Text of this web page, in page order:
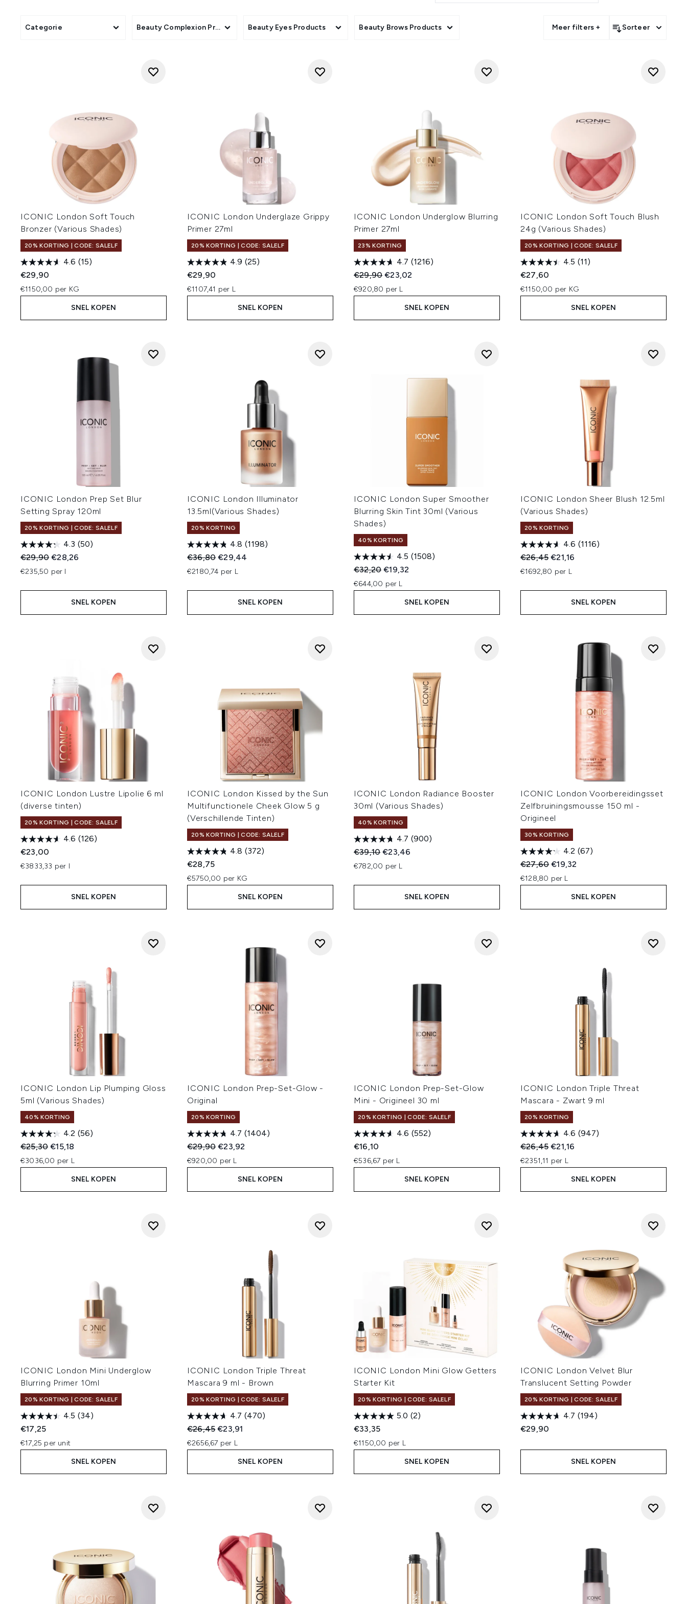
natuurlijke schoonheid te versterken en je de vrijheid te geven je eigen stijl te uiten. Vegan, cruelty-free en geïnspireerd op
ontdekken.
Categorie Beauty Complexion Products Beauty Eyes Products Beauty Brows Products Meer filters + Sorteer
ICONIC London Soft Touch
Bronzer (Various Shades)
20% KORTING | CODE: SALELF
4.6 (15)
€29,90
€1150,00 per KG
SNEL KOPEN
ICONIC London Underglaze Grippy
Primer 27ml
20% KORTING | CODE: SALELF
4.9 (25)
€29,90
€1107,41 per L
SNEL KOPEN
ICONIC London Underglow Blurring
Primer 27ml
23% KORTING
4.7 (1216)
Recommended Retail Price:
€29,90Huidige prijs:
€23,02
€920,80 per L
SNEL KOPEN
ICONIC London Soft Touch Blush
24g (Various Shades)
20% KORTING | CODE: SALELF
4.5 (11)
€27,60
€1150,00 per KG
SNEL KOPEN
ICONIC London Prep Set Blur
Setting Spray 120ml
20% KORTING | CODE: SALELF
4.3 (50)
Recommended Retail Price:
€29,90Huidige prijs:
€28,26
€235,50 per l
SNEL KOPEN
ICONIC London Illuminator
13.5ml(Various Shades)
20% KORTING
4.8 (1198)
Recommended Retail Price:
€36,80Huidige prijs:
€29,44
€2180,74 per L
SNEL KOPEN
ICONIC London Super Smoother
Blurring Skin Tint 30ml (Various
Shades)
40% KORTING
4.5 (1508)
Recommended Retail Price:
€32,20Huidige prijs:
€19,32
€644,00 per L
SNEL KOPEN
ICONIC London Sheer Blush 12.5ml
(Various Shades)
20% KORTING
4.6 (1116)
Recommended Retail Price:
€26,45Huidige prijs:
€21,16
€1692,80 per L
SNEL KOPEN
ICONIC London Lustre Lipolie 6 ml
(diverse tinten)
20% KORTING | CODE: SALELF
4.6 (126)
€23,00
€3833,33 per l
SNEL KOPEN
ICONIC London Kissed by the Sun
Multifunctionele Cheek Glow 5 g
(Verschillende Tinten)
20% KORTING | CODE: SALELF
4.8 (372)
€28,75
€5750,00 per KG
SNEL KOPEN
ICONIC London Radiance Booster
30ml (Various Shades)
40% KORTING
4.7 (900)
Recommended Retail Price:
€39,10Huidige prijs:
€23,46
€782,00 per L
SNEL KOPEN
ICONIC London Voorbereidingsset
Zelfbruiningsmousse 150 ml -
Origineel
30% KORTING
4.2 (67)
Recommended Retail Price:
€27,60Huidige prijs:
€19,32
€128,80 per L
SNEL KOPEN
ICONIC London Lip Plumping Gloss
5ml (Various Shades)
40% KORTING
4.2 (56)
Recommended Retail Price:
€25,30Huidige prijs:
€15,18
€3036,00 per L
SNEL KOPEN
ICONIC London Prep-Set-Glow -
Original
20% KORTING
4.7 (1404)
Recommended Retail Price:
€29,90Huidige prijs:
€23,92
€920,00 per L
SNEL KOPEN
ICONIC London Prep-Set-Glow
Mini - Origineel 30 ml
20% KORTING | CODE: SALELF
4.6 (552)
€16,10
€536,67 per L
SNEL KOPEN
ICONIC London Triple Threat
Mascara - Zwart 9 ml
20% KORTING
4.6 (947)
Recommended Retail Price:
€26,45Huidige prijs:
€21,16
€2351,11 per L
SNEL KOPEN
ICONIC London Mini Underglow
Blurring Primer 10ml
20% KORTING | CODE: SALELF
4.5 (34)
€17,25
€17,25 per unit
SNEL KOPEN
ICONIC London Triple Threat
Mascara 9 ml - Brown
20% KORTING | CODE: SALELF
4.7 (470)
Recommended Retail Price:
€26,45Huidige prijs:
€23,91
€2656,67 per L
SNEL KOPEN
ICONIC London Mini Glow Getters
Starter Kit
20% KORTING | CODE: SALELF
5.0 (2)
€33,35
€1150,00 per L
SNEL KOPEN
ICONIC London Velvet Blur
Translucent Setting Powder
20% KORTING | CODE: SALELF
4.7 (194)
€29,90
SNEL KOPEN